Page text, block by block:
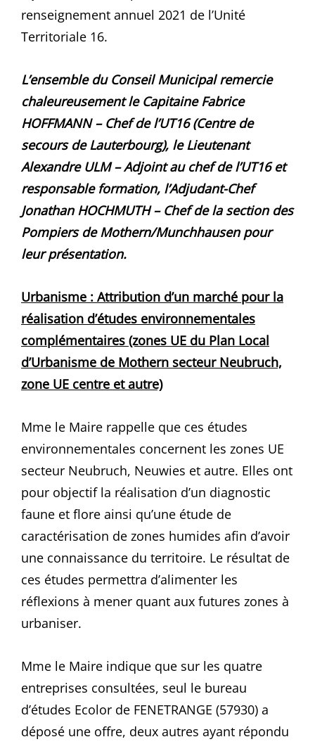
renseignement annuel 2021 de l’Unité
Territoriale 16.
L’ensemble du Conseil Municipal remercie
chaleureusement le Capitaine Fabrice
HOFFMANN – Chef de l’UT16 (Centre de
secours de Lauterbourg), le Lieutenant
Alexandre ULM – Adjoint au chef de l’UT16 et
responsable formation, l’Adjudant-Chef
Jonathan HOCHMUTH – Chef de la section des
Pompiers de Mothern/Munchhausen pour
leur présentation.
Urbanisme : Attribution d’un marché pour la
réalisation d’études environnementales
complémentaires (zones UE du Plan Local
d’Urbanisme de Mothern secteur Neubruch,
zone UE centre et autre)
Mme le Maire rappelle que ces études
environnementales concernent les zones UE
secteur Neubruch, Neuwies et autre. Elles ont
pour objectif la réalisation d’un diagnostic
faune et flore ainsi qu’une étude de
caractérisation de zones humides afin d’avoir
une connaissance du territoire. Le résultat de
ces études permettra d’alimenter les
réflexions à mener quant aux futures zones à
urbaniser.
Mme le Maire indique que sur les quatre
entreprises consultées, seul le bureau
d’études Ecolor de FENETRANGE (57930) a
déposé une offre, deux autres ayant répondu